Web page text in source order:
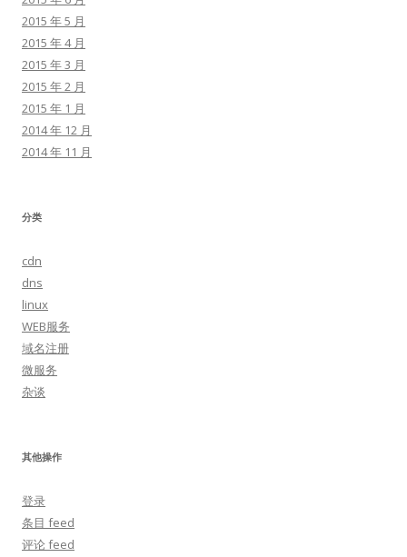
2015 年 5 月
2015 年 4 月
2015 年 3 月
2015 年 2 月
2015 年 1 月
2014 年 12 月
2014 年 11 月
分类
cdn
dns
linux
WEB服务
域名注册
微服务
杂谈
其他操作
登录
条目 feed
评论 feed